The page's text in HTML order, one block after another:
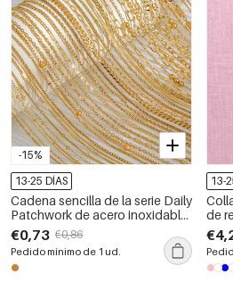
-15%
13-25 DÍAS
Cadena sencilla de la serie Daily
Patchwork de acero inoxidable,
resistente al agua, color
dorado, para mujer.
€0,73 €0,86
Pedido mínimo de 1 ud.
13-
de